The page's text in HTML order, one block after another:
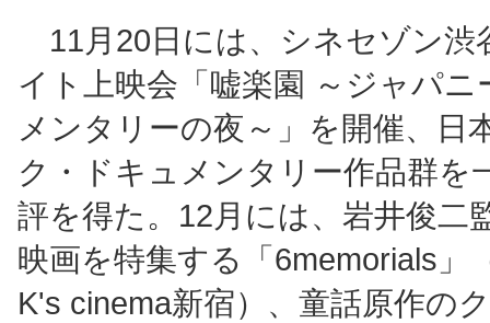
11月20日には、シネセゾン渋
イト上映会「嘘楽園 ～ジャパニ
メンタリーの夜～」を開催、日
ク・ドキュメンタリー作品群を
評を得た。12月には、岩井俊二
映画を特集する「6memorials」
K's cinema新宿）、童話原作の